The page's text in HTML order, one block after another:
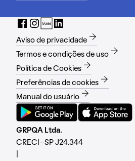
Aviso de privacidade
Termos e condições de uso
Política de Cookies
Preferências de cookies
Manual do usuário
GRPQA Ltda.
CRECI-SP J24.344